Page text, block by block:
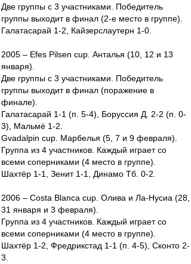
Две группы с 3 участниками. Победитель
группы выходит в финал (2-е место в группе).
Галатасарай 1-2, Кайзерслаутерн 1-0.
2005 – Efes Pilsen cup. Анталья (10, 12 и 13
января).
Две группы с 3 участниками. Победитель
группы выходит в финал (поражение в
финале).
Галатасарай 1-1 (п. 5-4), Боруссия Д. 2-2 (п. 0-
3), Мальмё 1-2.
Gvadalpin cup. Марбелья (5, 7 и 9 февраля).
Группа из 4 участников. Каждый играет со
всеми соперниками (4 место в группе).
Шахтёр 1-1, Зенит 1-1, Динамо Тб. 0-2.
2006 – Costa Blanca cup. Олива и Ла-Нусиа (28,
31 января и 3 февраля).
Группа из 4 участников. Каждый играет со
всеми соперниками (4 место в группе).
Шахтёр 1-2, Фредрикстад 1-1 (п. 4-5), Сконто 2-
3.